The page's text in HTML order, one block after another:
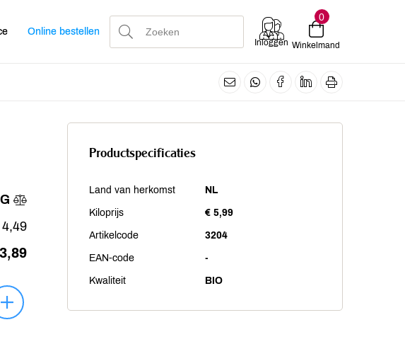
Online bestellen
Inloggen
0
Winkelmand
Productspecificaties
Land van herkomst NL
Kiloprijs € 5,99
Artikelcode 3204
EAN-code -
Kwaliteit BIO